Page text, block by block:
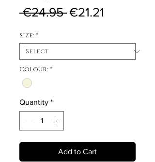
€24.95 Regular Price
€21.21
Size: *
Colour: *
Quantity *
Add to Cart